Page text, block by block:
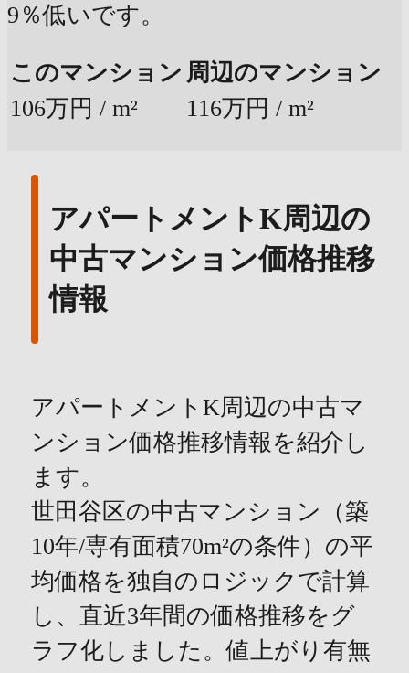
9％低いです。
このマンション 周辺のマンション
106万円 / m²
116万円 / m²
アパートメントK周辺の
中古マンション価格推移
情報
アパートメントK周辺の中古マ
ンション価格推移情報を紹介し
ます。
世田谷区の中古マンション（築
10年/専有面積70m²の条件）の平
均価格を独自のロジックで計算
し、直近3年間の価格推移をグ
ラフ化しました。値上がり有無